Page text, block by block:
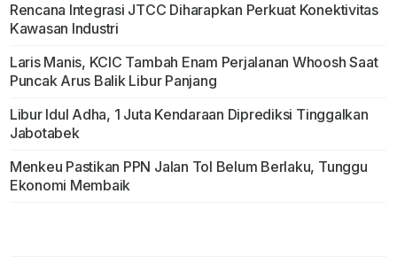
Rencana Integrasi JTCC Diharapkan Perkuat Konektivitas
Kawasan Industri
Laris Manis, KCIC Tambah Enam Perjalanan Whoosh Saat
Puncak Arus Balik Libur Panjang
Libur Idul Adha, 1 Juta Kendaraan Diprediksi Tinggalkan
Jabotabek
Menkeu Pastikan PPN Jalan Tol Belum Berlaku, Tunggu
Ekonomi Membaik